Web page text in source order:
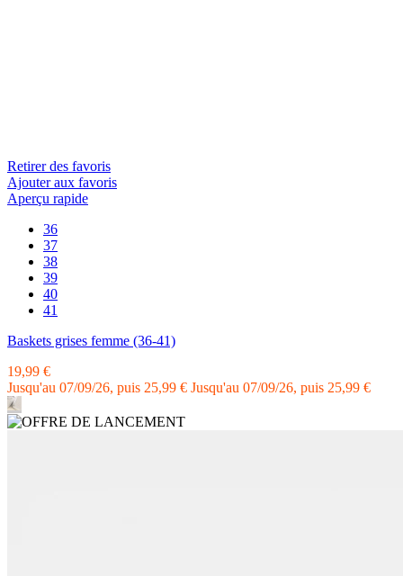
Retirer des favoris
Ajouter aux favoris
Aperçu rapide
36
37
38
39
40
41
Baskets grises femme (36-41)
19,99 €
Jusqu'au 07/09/26, puis 25,99 € Jusqu'au 07/09/26, puis 25,99 €